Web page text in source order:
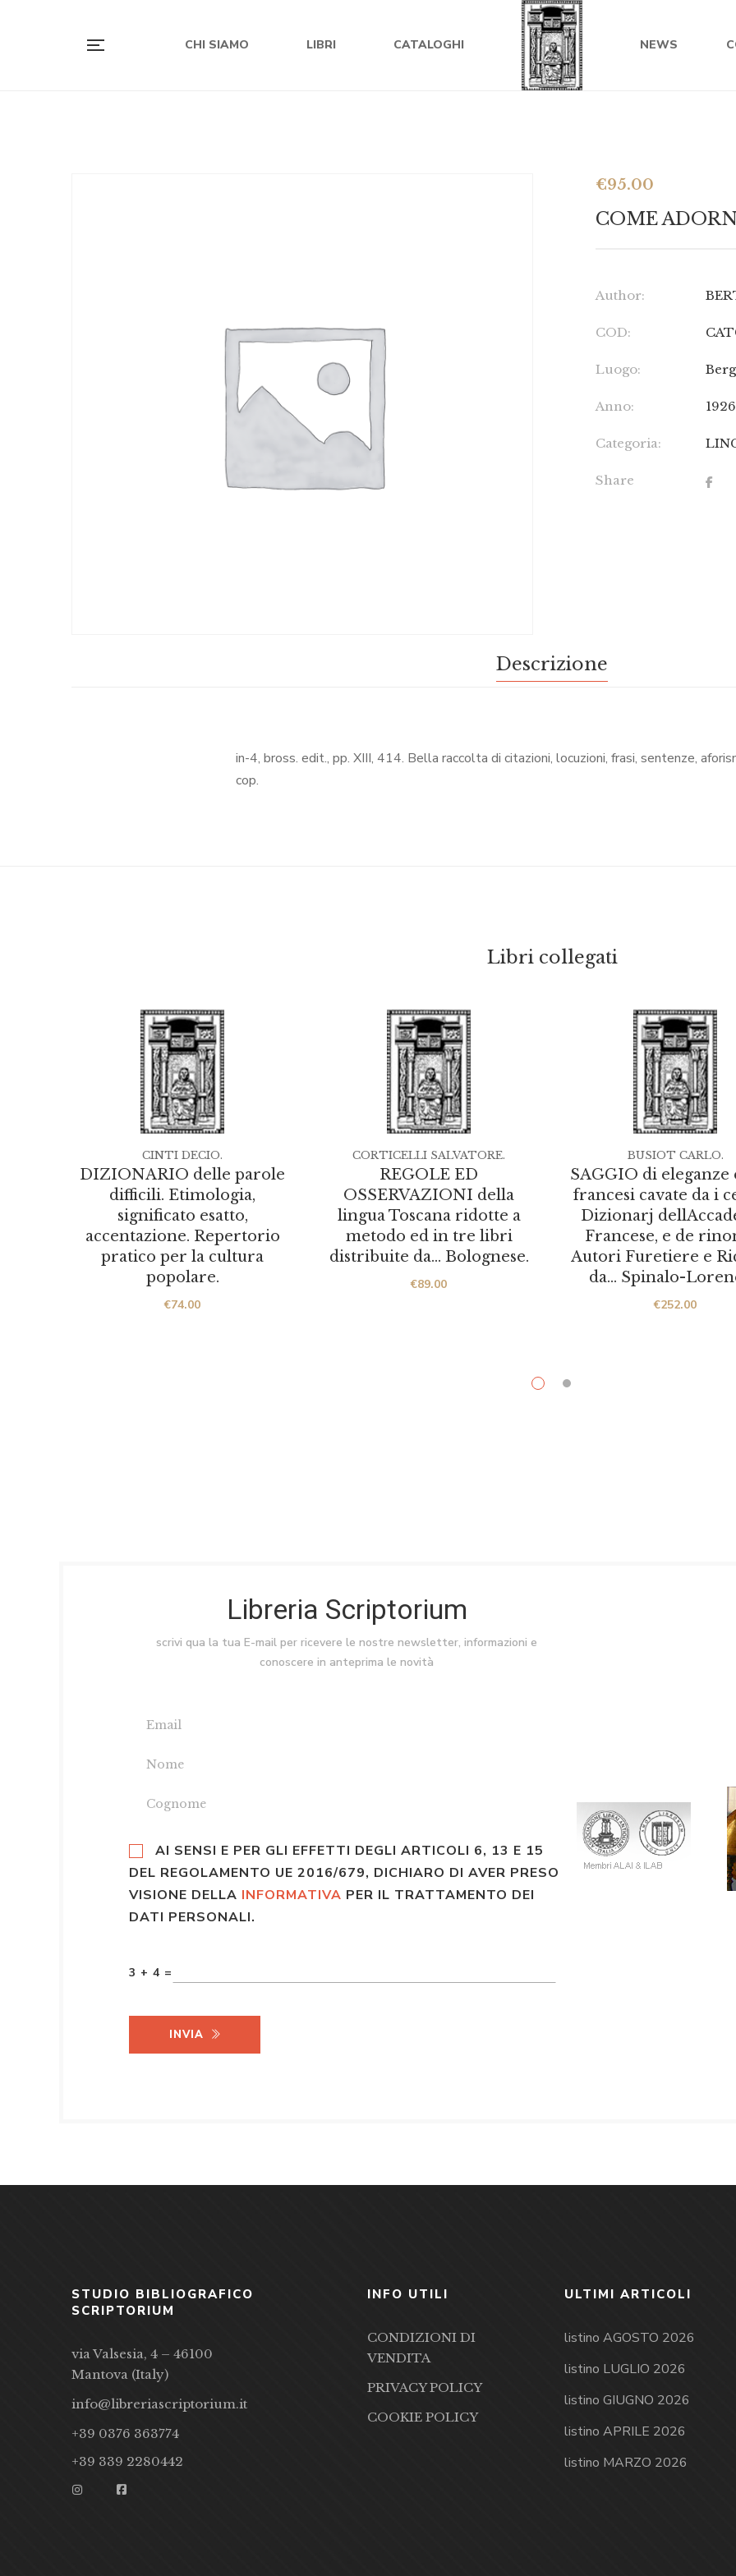
CHI SIAMO LIBRI CATALOGHI NEWS
€95.00
COME
Author:
COD:
Luogo:
Anno: 1926
Categoria:
Share
Descrizione
in-4, bross. edit., pp. XIII, 414. Bella raccolta di citazioni, locuzioni, frasi, sentenze,
cop.
Libri collegati
DIZIONARIO delle parole
difficili. Etimologia,
significato esatto,
accentazione. Repertorio
pratico per la cultura
popolare.
€74.00
CINTI DECIO.
REGOLE ED
OSSERVAZIONI della
lingua Toscana ridotte a
metodo ed in tre libri
distribuite da… Bolognese.
€89.00
CORTICELLI SALVATORE.
SAGGIO di eleganze
francesi cavate da i
Dizionarj
Francese, e de
Autori Furetiere e
da… Spinalo-
€252.00
BUSIOT CARLO.
Libreria Scriptorium
scrivi qua la tua E-mail per ricevere le nostre newsletter, informazioni e
conoscere in anteprima le novità
AI SENSI E PER GLI EFFETTI DEGLI ARTICOLI 6, 13 E 15
DEL REGOLAMENTO UE 2016/679, DICHIARO DI AVER PRESO
VISIONE DELLA INFORMATIVA PER IL TRATTAMENTO DEI
DATI PERSONALI.
3 + 4 =
INVIA
STUDIO BIBLIOGRAFICO
SCRIPTORIUM
via Valsesia, 4 – 46100
Mantova (Italy)
info@libreriascriptorium.it
+39 0376 363774
+39 339 2280442
INFO UTILI
CONDIZIONI DI
VENDITA
PRIVACY POLICY
COOKIE POLICY
ULTIMI ARTICOLI
listino AGOSTO 2026
listino LUGLIO 2026
listino GIUGNO 2026
listino APRILE 2026
listino MARZO 2026